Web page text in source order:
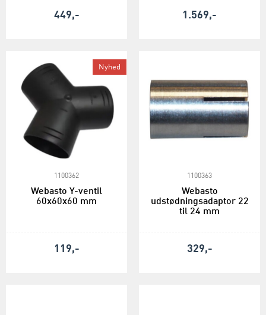
449,- 1.569,-
Nyhed
1100362
Webasto Y-ventil
60x60x60 mm
119,-
1100363
Webasto
udstødningsadaptor 22
til 24 mm
329,-